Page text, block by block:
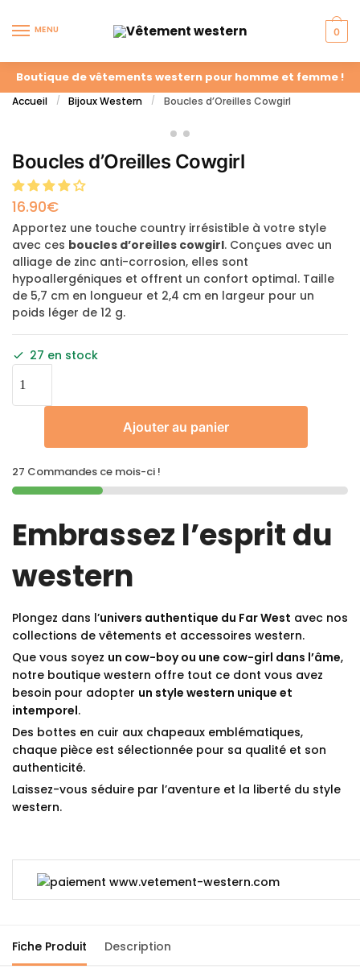
MENU 0
Boutique de vêtements western pour homme et femme !
Accueil / Bijoux Western / Boucles d’Oreilles Cowgirl
Boucles d’Oreilles Cowgirl
16.90€
Apportez une touche country irrésistible à votre style
avec ces boucles d’oreilles cowgirl. Conçues avec un
alliage de zinc anti-corrosion, elles sont
hypoallergéniques et offrent un confort optimal. Taille
de 5,7 cm en longueur et 2,4 cm en largeur pour un
poids léger de 12 g.
27 en stock
Ajouter au panier
27 Commandes ce mois-ci !
Embrassez l’esprit du
western
Plongez dans l’univers authentique du Far West avec nos
collections de vêtements et accessoires western.
Que vous soyez un cow-boy ou une cow-girl dans l’âme,
notre boutique western offre tout ce dont vous avez
besoin pour adopter un style western unique et
intemporel.
Des bottes en cuir aux chapeaux emblématiques,
chaque pièce est sélectionnée pour sa qualité et son
authenticité.
Laissez-vous séduire par l’aventure et la liberté du style
western.
Fiche Produit Description